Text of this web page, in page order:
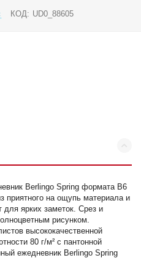
КОД: UD0_88605
Berlingo Spring формата B6
приятного на ощупь материала и
ярких заметок. Срез и
рисунком.
высококачественной
80 г/м² с пантонной
ежедневник Berlingo Spring